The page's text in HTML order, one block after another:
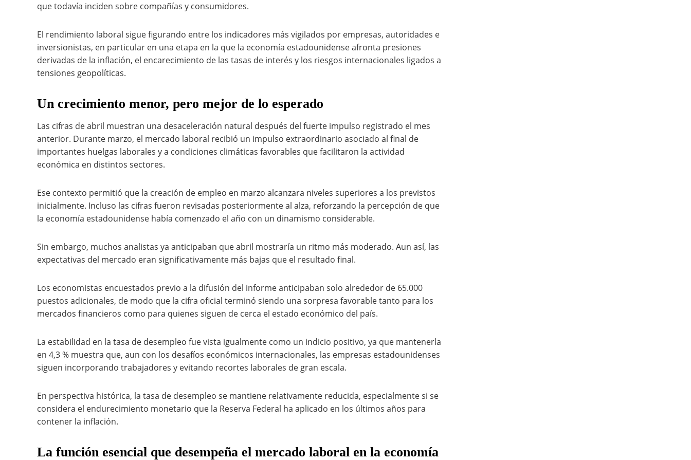
que todavía inciden sobre compañías y consumidores.
El rendimiento laboral sigue figurando entre los indicadores más vigilados por empresas, autoridades e
inversionistas, en particular en una etapa en la que la economía estadounidense afronta presiones
derivadas de la inflación, el encarecimiento de las tasas de interés y los riesgos internacionales ligados a
tensiones geopolíticas.
Un crecimiento menor, pero mejor de lo esperado
Las cifras de abril muestran una desaceleración natural después del fuerte impulso registrado el mes
anterior. Durante marzo, el mercado laboral recibió un impulso extraordinario asociado al final de
importantes huelgas laborales y a condiciones climáticas favorables que facilitaron la actividad
económica en distintos sectores.
Ese contexto permitió que la creación de empleo en marzo alcanzara niveles superiores a los previstos
inicialmente. Incluso las cifras fueron revisadas posteriormente al alza, reforzando la percepción de que
la economía estadounidense había comenzado el año con un dinamismo considerable.
Sin embargo, muchos analistas ya anticipaban que abril mostraría un ritmo más moderado. Aun así, las
expectativas del mercado eran significativamente más bajas que el resultado final.
Los economistas encuestados previo a la difusión del informe anticipaban solo alrededor de 65.000
puestos adicionales, de modo que la cifra oficial terminó siendo una sorpresa favorable tanto para los
mercados financieros como para quienes siguen de cerca el estado económico del país.
La estabilidad en la tasa de desempleo fue vista igualmente como un indicio positivo, ya que mantenerla
en 4,3 % muestra que, aun con los desafíos económicos internacionales, las empresas estadounidenses
siguen incorporando trabajadores y evitando recortes laborales de gran escala.
En perspectiva histórica, la tasa de desempleo se mantiene relativamente reducida, especialmente si se
considera el endurecimiento monetario que la Reserva Federal ha aplicado en los últimos años para
contener la inflación.
La función esencial que desempeña el mercado laboral en la economía